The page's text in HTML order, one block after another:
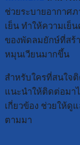
ช่วยระบายอากาศ
เย็น ทำให้ความเย็
ของพัดลมยักษ์ที่สร้
หมุนเวียนมากขึ้น
สำหรับใครที่สนใจ
แนะนำให้ติดต่อมา
เกี่ยวข้อง ช่วยให้ดู
ตามมา